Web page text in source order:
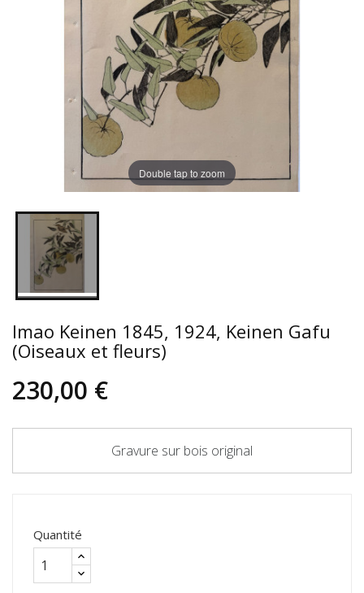
Double tap to zoom
Imao Keinen 1845, 1924, Keinen Gafu
(Oiseaux et fleurs)
230,00 €
Gravure sur bois original
Quantité